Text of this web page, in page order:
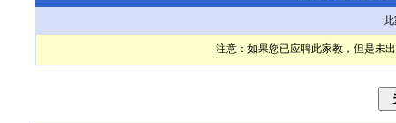
注意：如果您已应聘此家教，但是未